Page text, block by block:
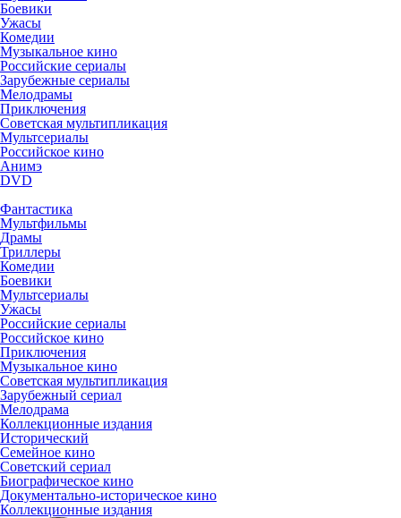
Боевики
Ужасы
Комедии
Музыкальное кино
Российские сериалы
Зарубежные сериалы
Мелодрамы
Приключения
Советская мультипликация
Мультсериалы
Российское кино
Анимэ
DVD
Фантастика
Мультфильмы
Драмы
Триллеры
Комедии
Боевики
Мультсериалы
Ужасы
Российские сериалы
Российское кино
Приключения
Музыкальное кино
Советская мультипликация
Зарубежный сериал
Мелодрама
Коллекционные издания
Исторический
Семейное кино
Советский сериал
Биографическое кино
Документально-историческое кино
Коллекционные издания